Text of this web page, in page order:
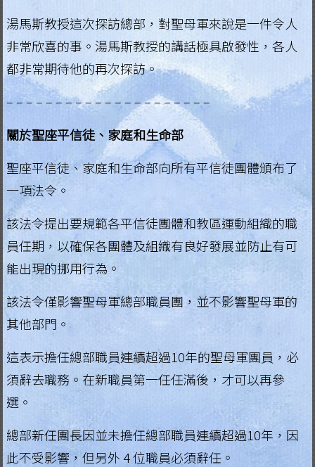
湯馬斯教授這次探訪總部，對聖母軍來說是一件令人
非常欣喜的事。湯馬斯教授的講話極具啟發性，各人
都非常期待他的再次探訪。
– – – – – – – – – – – – – – – – – – – – –
關於聖座平信徒、家庭和生命部
聖座平信徒、家庭和生命部向所有平信徒團體頒布了
一項法令。
該法令提出要規範各平信徒團體和教區運動組織的職
員任期，以確保各團體及組織有良好發展並防止有可
能出現的挪用行為。
該法令僅影響聖母軍總部職員團，並不影響聖母軍的
其他部門。
這表示擔任總部職員連續超過10年的聖母軍團員，必
須辭去職務。在新職員第一任任滿後，才可以再參
選。
總部新任團長因並未擔任總部職員連續超過10年，因
此不受影響，但另外 4 位職員必須辭任。